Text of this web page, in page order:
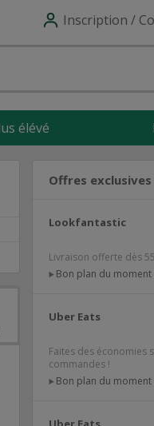
Inscription /
élévé
Offres exclusives
Lookfantastic
Livraison offerte dès
Bon plan du moment
Uber Eats
Faites des économies
commandes !
Bon plan du moment